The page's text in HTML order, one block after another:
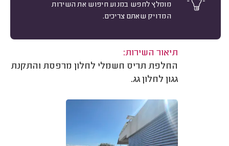
מומלץ לחפש במנוע חיפוש את השירות
המדויק שאתם צריכים.
מאי סיון אשר, תל אביב.
אשרור: 09/08/2026
תיאור השירות:
החלפת תריס חשמלי לחלון מרפסת והתקנת
גגון לחלון גג.
10